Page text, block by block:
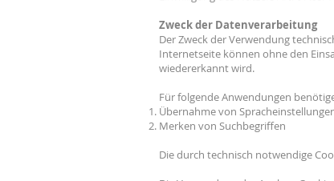
Zweck der Datenverarbeitung
Der Zweck der Verwendung
Internetseite können ohne den
wiedererkannt wird.
Für folgende Anwendungen
Übernahme von
Merken von Suchbegriffen
Die durch technisch notwendige